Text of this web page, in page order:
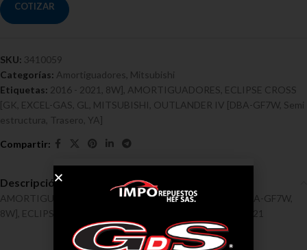
COTIZAR
SKU: 3410059
Categorías: Amortiguadores Mitsubishi
Etiquetas: 2016 - 2021 8W] AMORTIGUADORES ECLIPSE CROSS
[GK EXCEL-GAS GL MITSUBISHI OUTLANDER IV [DBA-GF7W, Semi
estructura Trasero YA]
Descripción
AMORTIGUADORES / MITSUBISHI / OUTLANDER IV [DBA-GF7W,
8W], ECLIPSE CROSS [GK, GL, YA] Ref 3410059, 2016 – 2021